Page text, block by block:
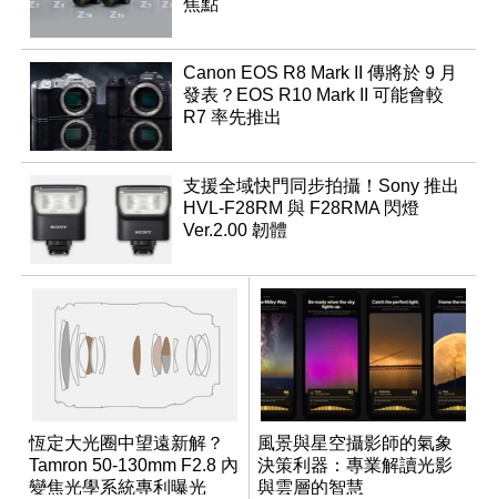
Canon EOS R8 Mark II 傳將於 9 月
發表？EOS R10 Mark II 可能會較
R7 率先推出
支援全域快門同步拍攝！Sony 推出
HVL-F28RM 與 F28RMA 閃燈
Ver.2.00 韌體
恆定大光圈中望遠新解？
Tamron 50-130mm F2.8 內
變焦光學系統專利曝光
風景與星空攝影師的氣象
決策利器：專業解讀光影
與雲層的智慧